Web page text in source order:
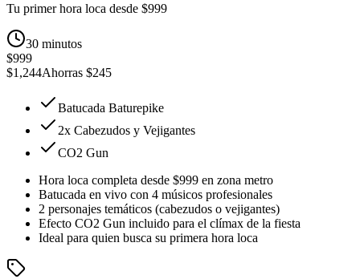
Tu primer hora loca desde $999
30 minutos
$999
$1,244Ahorras $245
Batucada Baturepike
2x Cabezudos y Vejigantes
CO2 Gun
Hora loca completa desde $999 en zona metro
Batucada en vivo con 4 músicos profesionales
2 personajes temáticos (cabezudos o vejigantes)
Efecto CO2 Gun incluido para el clímax de la fiesta
Ideal para quien busca su primera hora loca